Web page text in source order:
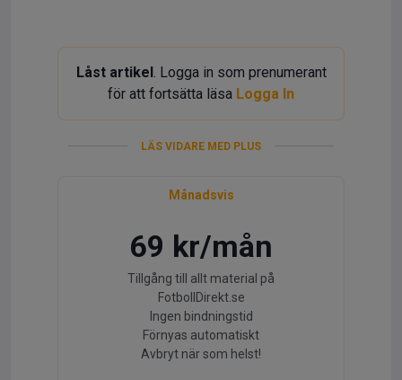
Låst artikel. Logga in som prenumerant
för att fortsätta läsa Logga In
LÄS VIDARE MED PLUS
Månadsvis
69 kr/mån
Tillgång till allt material på
FotbollDirekt.se
Ingen bindningstid
Förnyas automatiskt
Avbryt när som helst!